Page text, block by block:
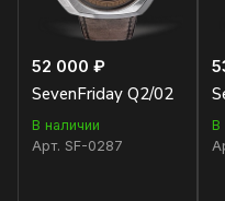
52 000 ₽
SevenFriday Q2/02
В наличии
Арт. SF-0287
В